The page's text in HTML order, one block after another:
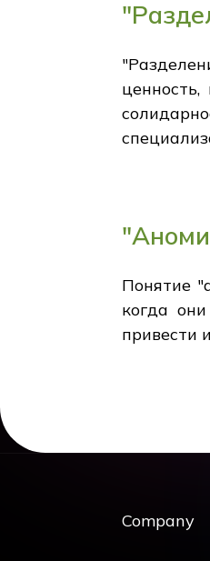
Понятие
когда
привести
Company